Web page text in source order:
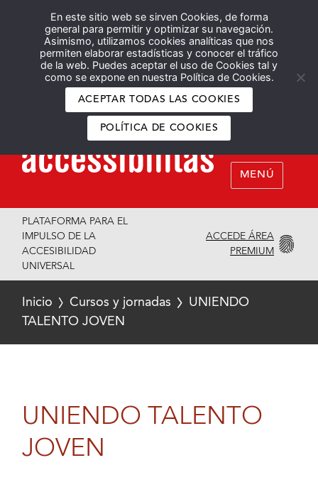
En este sitio web se sirven Cookies, de forma
general para permitir y optimizar su navegación.
Asimismo, utilizamos cookies analíticas que nos
permiten elaborar estadísticas y conocer el tráfico
de la web. Puedes aceptar el uso de Cookies tal y
como se expone en nuestra Política de Cookies.
ACEPTAR TODAS LAS COOKIES
POLÍTICA DE COOKIES
Español English
MENÚ
PLATAFORMA PARA EL
IMPULSO DE LA
ACCESIBILIDAD
UNIVERSAL
ACCEDE ÁREA
PREMIUM
Inicio Cursos y jornadas
UNIENDO
TALENTO JOVEN
UNIENDO TALENTO
JOVEN